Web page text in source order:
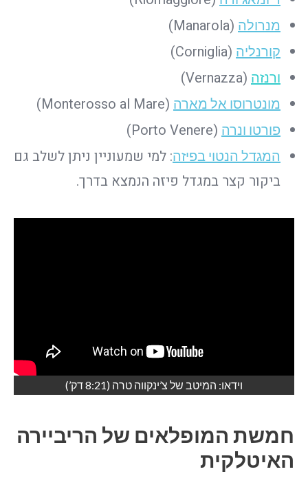
מנרולה (Manarola)
קורנליה (Corniglia)
ורנזה (Vernazza)
מונטרוסו אל מארה (Monterosso al Mare)
פורטו ונרה (Porto Venere)
המגדל הנטוי בפיזה: למי שמעוניין ניתן לשלב גם
ביקור קצר במגדל פיזה הנמצא בדרך.
וידאו: המיטב של צ’ינקווה טרה (8:21 דק’)
חמשת המופלאים של הריביירה
האיטלקית